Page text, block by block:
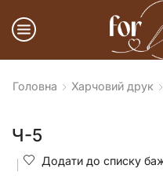
Головна Харчовий друк
Ч-5
Додати до списку